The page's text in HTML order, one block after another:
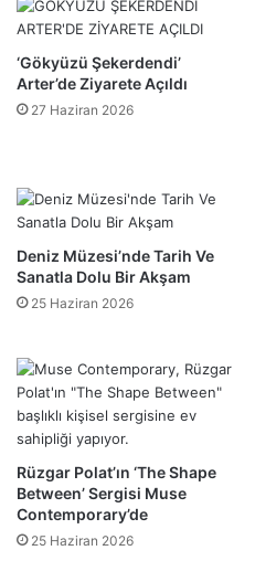
‘Gökyüzü Şekerdendi’
Arter’de Ziyarete Açıldı
27 Haziran 2026
Deniz Müzesi’nde Tarih Ve
Sanatla Dolu Bir Akşam
25 Haziran 2026
Rüzgar Polat’ın ‘The Shape
Between’ Sergisi Muse
Contemporary’de
25 Haziran 2026